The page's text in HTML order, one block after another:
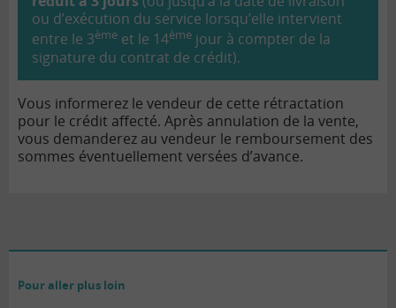
ou d’exécution du service lorsqu’elle intervient
entre le 3ème et le 14ème jour à compter de la
signature du contrat de crédit).
Vous informerez le vendeur de cette rétractation
pour le crédit affecté. Après annulation de la vente,
vous demanderez au vendeur le remboursement des
sommes éventuellement versées d’avance.
Pour aller plus loin